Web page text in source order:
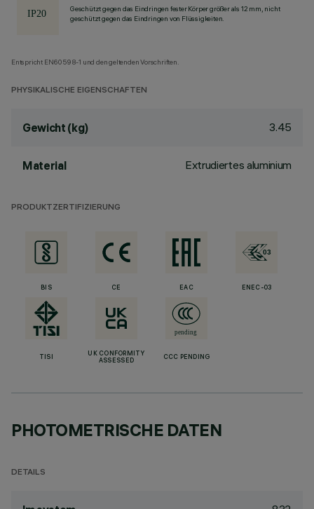
Geschützt gegen das Eindringen fester Körper größer als 12 mm, nicht
geschützt gegen das Eindringen von Flüssigkeiten.
Entspricht EN60598-1 und den geltenden Vorschriften.
PHYSIKALISCHE EIGENSCHAFTEN
Gewicht (kg) 3.45
Material Extrudiertes aluminium
PRODUKTZERTIFIZIERUNG
BIS CE EAC ENEC-03
TISI
UK CONFORMITY
ASSESSED
CCC PENDING
PHOTOMETRISCHE DATEN
DETAILS